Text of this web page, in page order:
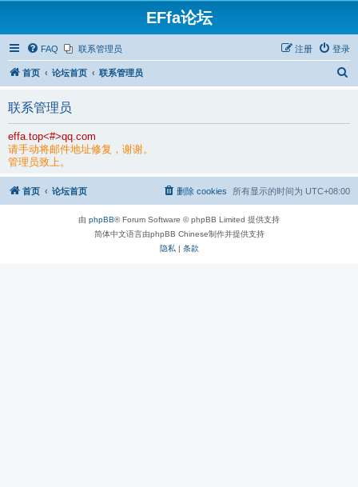
EFfa论坛
FAQ 联系管理员 登录
注册
首页 论坛首页 联系管理员
联系管理员
effa.top<#>qq.com
请手动将邮件地址修复，谢谢。
管理员致上。
首页 论坛首页 所有显示的时间为 UTC+08:00
删除 cookies
由 phpBB® Forum Software © phpBB Limited 提供支持
简体中文语言由phpBB Chinese制作并提供支持
隐私 | 条款